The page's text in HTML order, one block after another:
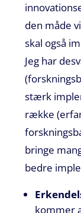
den måde
skal også
Jeg har
stærk
række
bringe
bedre
kommer